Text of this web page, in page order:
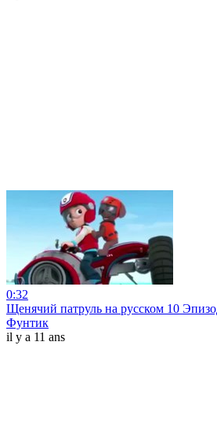
0:32
Щенячий патруль на русском 10
Фунтик
il y a 11 ans